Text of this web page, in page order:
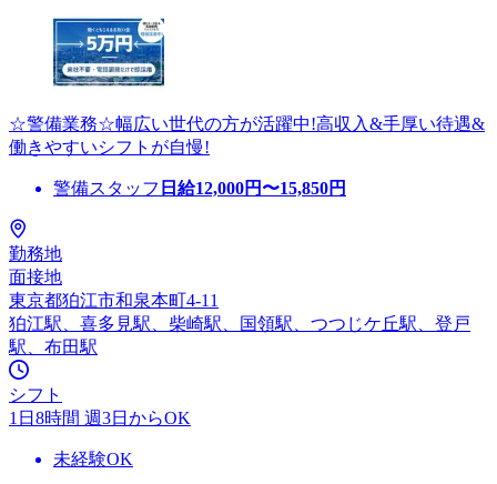
☆警備業務☆幅広い世代の方が活躍中!高収入&手厚い待遇&
働きやすいシフトが自慢!
警備スタッフ 日給12,000円〜15,850円
勤務地
面接地
東京都狛江市和泉本町4-11
狛江駅、喜多見駅、柴崎駅、国領駅、つつじケ丘駅、登戸
駅、布田駅
シフト
1日8時間 週3日からOK
未経験OK